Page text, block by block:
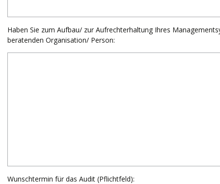
Haben Sie zum Aufbau/ zur Aufrechterhaltung Ihres
beratenden Organisation/ Person:
Wunschtermin für das Audit (Pflichtfeld):